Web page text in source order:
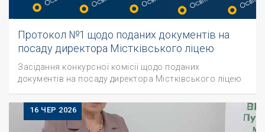
Протокол №1 щодо поданих документів на
посаду директора Містківського ліцею
Засідання конкурсної комісії щодо поданих
документів на посаду директора Містківського ліцею
16 ЧЕР 2026